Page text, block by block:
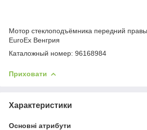
Мотор стеклоподъёмника передний
EuroEx Венгрия
Каталожный номер: 96168984
Приховати
Характеристики
Основні атрибути